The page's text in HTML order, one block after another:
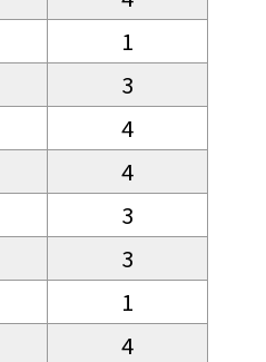
1
3
4
4
3
3
1
4